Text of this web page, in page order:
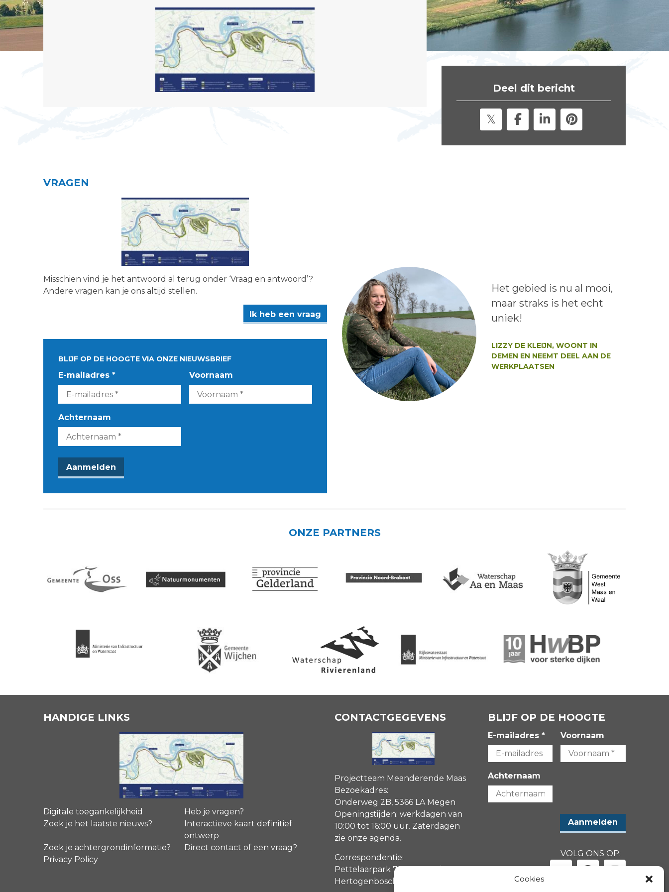
Cookies
Deel dit bericht
VRAGEN
Misschien vind je het antwoord al terug onder ‘Vraag en antwoord’?
Andere vragen kan je ons altijd stellen.
Ik heb een vraag
BLIJF OP DE HOOGTE VIA ONZE NIEUWSBRIEF
E-mailadres * Voornaam
Achternaam
Lees het bericht:
Het gebied is nu al mooi,
maar straks is het echt
uniek!
LIZZY DE KLEIJN, WOONT IN
DEMEN EN NEEMT DEEL AAN DE
WERKPLAATSEN
ONZE PARTNERS
HANDIGE LINKS
Digitale toegankelijkheid
Heb je vragen?
Zoek je het laatste nieuws?
Interactieve kaart definitief
ontwerp
Zoek je achtergrondinformatie?
Direct contact of een vraag?
Privacy Policy
CONTACTGEGEVENS
Projectteam Meanderende Maas
Bezoekadres:
Onderweg 2B, 5366 LA Megen
Openingstijden: werkdagen van
10:00 tot 16:00 uur. Zaterdagen
zie onze agenda.
Correspondentie:
Pettelaarpark 70, 5216 PP ‘s-
Hertogenbosch
BLIJF OP DE HOOGTE
E-mailadres * Voornaam
Achternaam
VOLG ONS OP: